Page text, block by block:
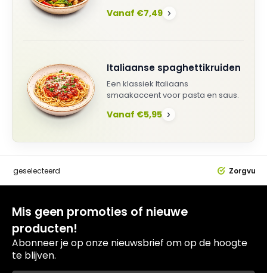
Vanaf €7,49 ›
Italiaanse spaghettikruiden
Een klassiek Italiaans
smaakaccent voor pasta en saus.
Vanaf €5,95 ›
geselecteerd
Mis geen promoties of nieuwe
producten!
Abonneer je op onze nieuwsbrief om op de hoogte
te blijven.